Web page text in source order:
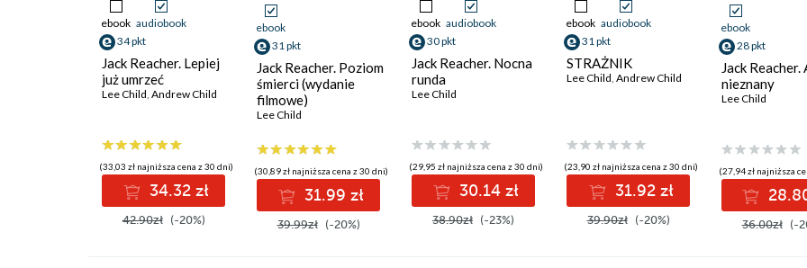
ebook audiobook
34 pkt
Jack Reacher. Lepiej
już umrzeć
Lee Child Andrew Child
(33,03 zł najniższa cena z 30 dni)
34.32 zł
42.90zł (-20%)
ebook
31 pkt
Jack Reacher. Poziom
śmierci (wydanie
filmowe)
Lee Child
(30,89 zł najniższa cena z 30 dni)
31.99 zł
39.99zł (-20%)
ebook audiobook
30 pkt
Jack Reacher. Nocna
runda
Lee Child
(29,95 zł najniższa cena z 30 dni)
30.14 zł
38.90zł (-23%)
ebook audiobook
31 pkt
STRAŻNIK
Lee Child Andrew Child
(23,90 zł najniższa cena z 30 dni)
31.92 zł
39.90zł (-20%)
ebook
28 pkt
Jack Reacher.
nieznany
Lee Child
(27,94 zł najniższa
36.00zł (-